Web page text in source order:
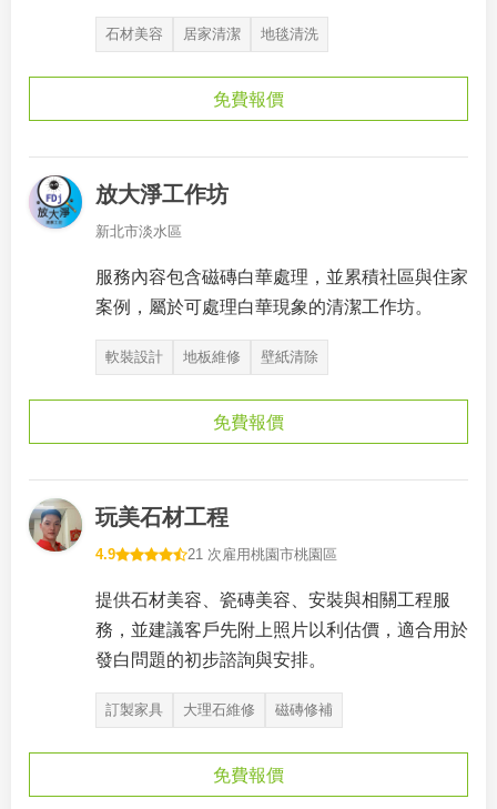
石材美容 居家清潔 地毯清洗
免費報價
放大淨工作坊
新北市淡水區
服務內容包含磁磚白華處理，並累積社區與住家
案例，屬於可處理白華現象的清潔工作坊。
軟裝設計 地板維修 壁紙清除
免費報價
玩美石材工程
4.9 21 次雇用桃園市桃園區
提供石材美容、瓷磚美容、安裝與相關工程服
務，並建議客戶先附上照片以利估價，適合用於
發白問題的初步諮詢與安排。
訂製家具 大理石維修 磁磚修補
免費報價